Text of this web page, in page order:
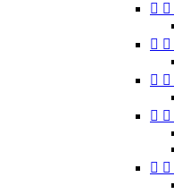
 
 
 
 
 